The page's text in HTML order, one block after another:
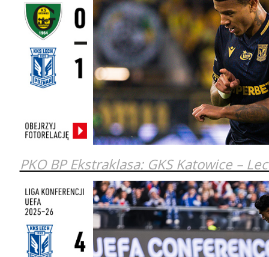
PKO BP Ekstraklasa: GKS Katowice –